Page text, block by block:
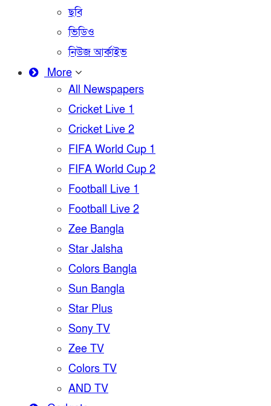
ছবি
ভিডিও
নিউজ আর্কাইভ
More
All Newspapers
Cricket Live 1
Cricket Live 2
FIFA World Cup 1
FIFA World Cup 2
Football Live 1
Football Live 2
Zee Bangla
Star Jalsha
Colors Bangla
Sun Bangla
Star Plus
Sony TV
Zee TV
Colors TV
AND TV